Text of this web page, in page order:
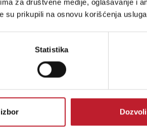
za društvene medije, oglašavanje i
su prikupili na osnovu korišćenja
Statistika